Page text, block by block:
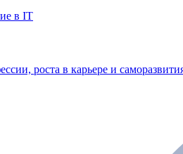
в IT
роста в карьере и